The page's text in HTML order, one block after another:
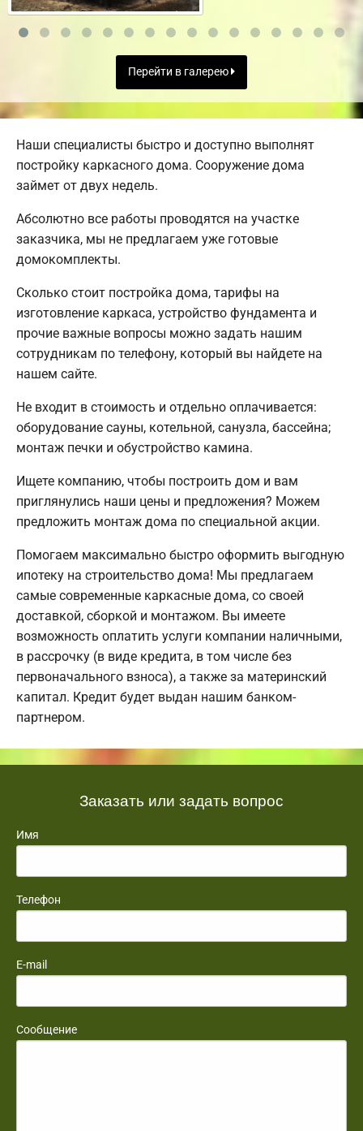
Перейти в галерею
Наши специалисты быстро и доступно выполнят
постройку каркасного дома. Сооружение дома
займет от двух недель.
Абсолютно все работы проводятся на участке
заказчика, мы не предлагаем уже готовые
домокомплекты.
Сколько стоит постройка дома, тарифы на
изготовление каркаса, устройство фундамента и
прочие важные вопросы можно задать нашим
сотрудникам по телефону, который вы найдете на
нашем сайте.
Не входит в стоимость и отдельно оплачивается:
оборудование сауны, котельной, санузла, бассейна;
монтаж печки и обустройство камина.
Ищете компанию, чтобы построить дом и вам
приглянулись наши цены и предложения? Можем
предложить монтаж дома по специальной акции.
Помогаем максимально быстро оформить выгодную
ипотеку на строительство дома! Мы предлагаем
самые современные каркасные дома, со своей
доставкой, сборкой и монтажом. Вы имеете
возможность оплатить услуги компании наличными,
в рассрочку (в виде кредита, в том числе без
первоначального взноса), а также за материнский
капитал. Кредит будет выдан нашим банком-
партнером.
Заказать или задать вопрос
Имя
Телефон
E-mail
Сообщение